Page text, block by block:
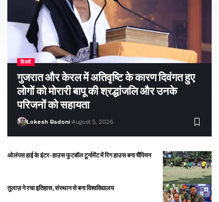
दिल्ली
गुजरात और केरल में अतिवृष्टि के कारण दिवंगत हुए
लोगों को मोरारी बापू की श्रद्धांजलि और उनके
परिजनों को सहायता
Lokesh Badoni August 5, 2026
ओलंपस हाई के इंटर-हाउस फुटबॉल टूर्नामेंट में रिग हाउस बना चैंपियन
तुलाज़ ने रचा इतिहास, संस्थान से बना विश्वविद्यालय